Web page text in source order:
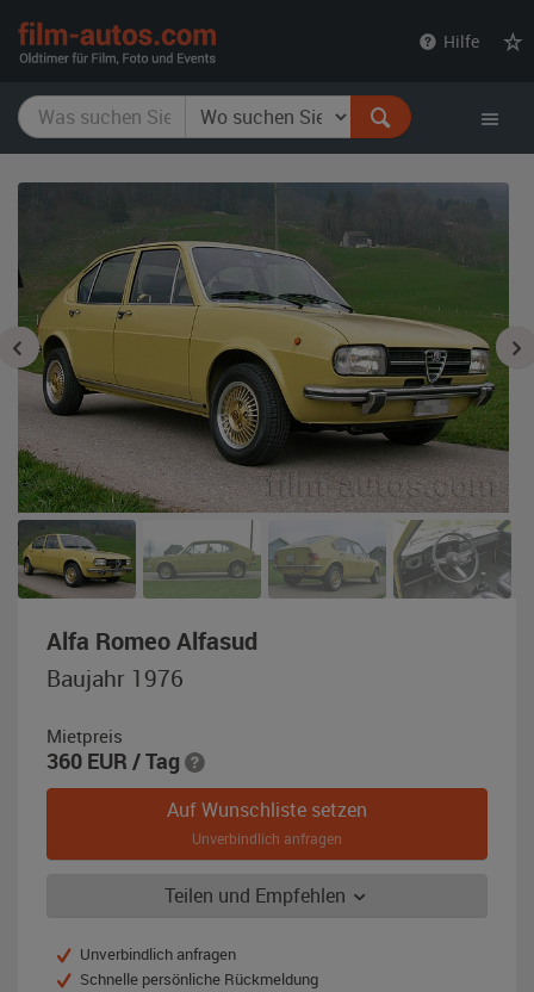
Hilfe
Alfa Romeo Alfasud
Baujahr 1976
Mietpreis
360 EUR / Tag
Auf Wunschliste setzen
Unverbindlich anfragen
Teilen und Empfehlen
Unverbindlich anfragen
Schnelle persönliche Rückmeldung